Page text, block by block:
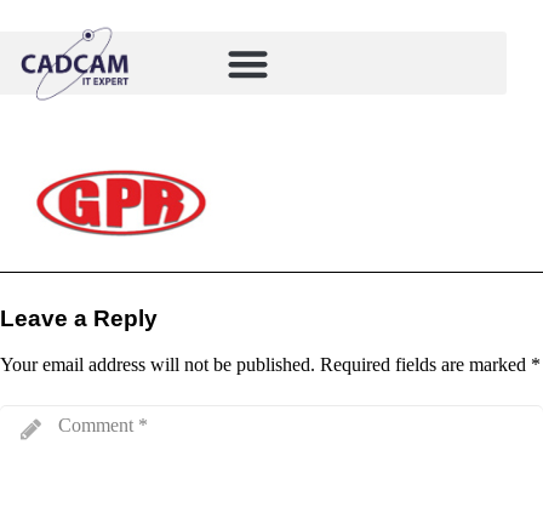
Leave a Reply
Your email address will not be published. Required fields are marked *